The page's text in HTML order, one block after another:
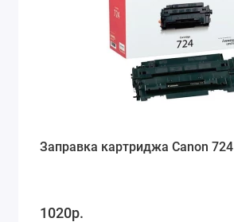
Заправка картриджа Canon 724
1020р.